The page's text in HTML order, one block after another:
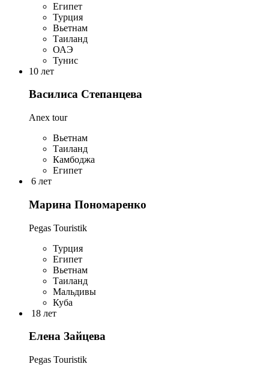
Египет
Турция
Вьетнам
Таиланд
ОАЭ
Тунис
10 лет
Василиса Степанцева
Anex tour
Вьетнам
Таиланд
Камбоджа
Египет
6 лет
Марина Пономаренко
Pegas Touristik
Турция
Египет
Вьетнам
Таиланд
Мальдивы
Куба
18 лет
Елена Зайцева
Pegas Touristik